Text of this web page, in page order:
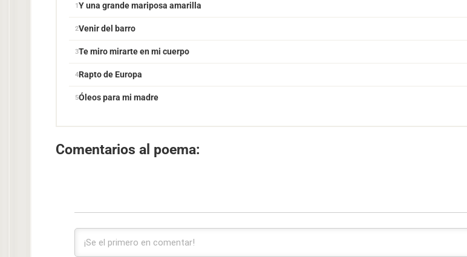
Y una grande mariposa amarilla
Venir del barro
Te miro mirarte en mi cuerpo
Rapto de Europa
Óleos para mi madre
Comentarios al poema: